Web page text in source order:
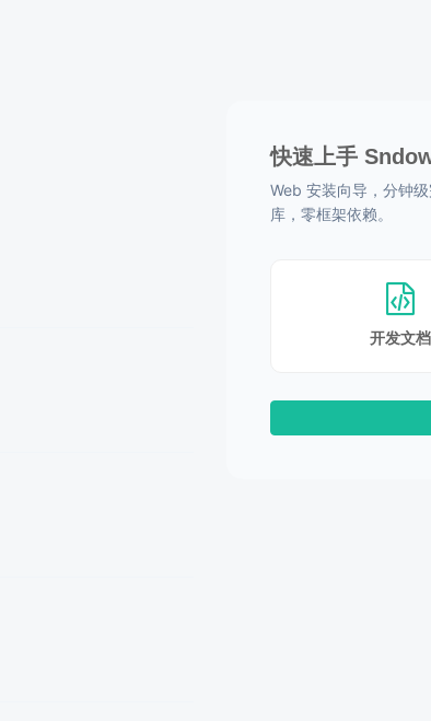
快速上手
Web 安装向导，分钟
库，零框架依赖。
开发文档